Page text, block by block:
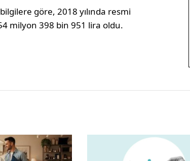
göre, 2018 yılında resmi
milyon 398 bin 951 lira oldu.